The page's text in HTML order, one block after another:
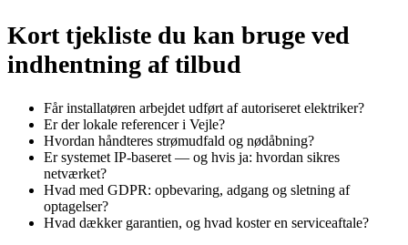
Kort tjekliste du kan bruge ved
indhentning af tilbud
Får installatøren arbejdet udført af autoriseret elektriker?
Er der lokale referencer i Vejle?
Hvordan håndteres strømudfald og nødåbning?
Er systemet IP-baseret — og hvis ja: hvordan sikres
netværket?
Hvad med GDPR: opbevaring, adgang og sletning af
optagelser?
Hvad dækker garantien, og hvad koster en serviceaftale?